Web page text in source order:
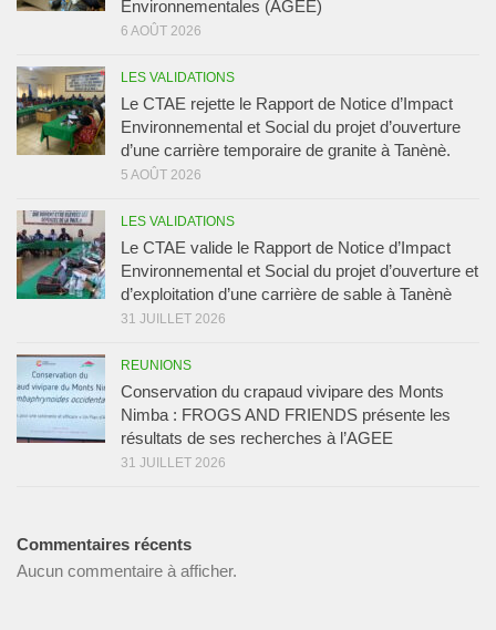
Environnementales (AGEE)
6 AOÛT 2026
LES VALIDATIONS
Le CTAE rejette le Rapport de Notice d’Impact
Environnemental et Social du projet d’ouverture
d’une carrière temporaire de granite à Tanènè.
5 AOÛT 2026
LES VALIDATIONS
Le CTAE valide le Rapport de Notice d’Impact
Environnemental et Social du projet d’ouverture et
d’exploitation d’une carrière de sable à Tanènè
31 JUILLET 2026
REUNIONS
Conservation du crapaud vivipare des Monts
Nimba : FROGS AND FRIENDS présente les
résultats de ses recherches à l’AGEE
31 JUILLET 2026
Commentaires récents
Aucun commentaire à afficher.